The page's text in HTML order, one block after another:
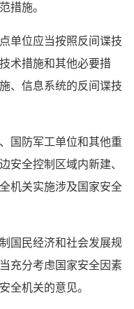
措施。
单位应当按照反间谍技
术措施和其他必要措
、信息系统的反间谍技
国防军工单位和其他重
安全控制区域内新建、
机关实施涉及国家安全
国民经济和社会发展规
充分考虑国家安全因素
全机关的意见。